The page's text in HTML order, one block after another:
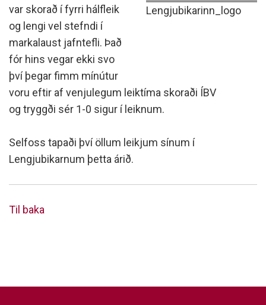
Lengjubikarinn_logo
var skorað í fyrri hálfleik
og lengi vel stefndi í
markalaust jafntefli. Það
fór hins vegar ekki svo
því þegar fimm mínútur
voru eftir af venjulegum leiktíma skoraði ÍBV
og tryggði sér 1-0 sigur í leiknum.
Selfoss tapaði því öllum leikjum sínum í
Lengjubikarnum þetta árið.
Til baka